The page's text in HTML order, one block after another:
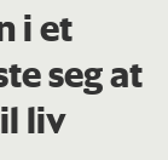
i et
seg at
liv